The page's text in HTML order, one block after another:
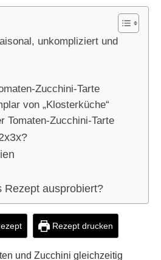
unkompliziert und
Zucchini-Tarte
von „Klosterküche“
Tomaten-Zucchini-Tarte
Rezept ausprobiert?
Rezept drucken
und Zucchini gleichzeitig